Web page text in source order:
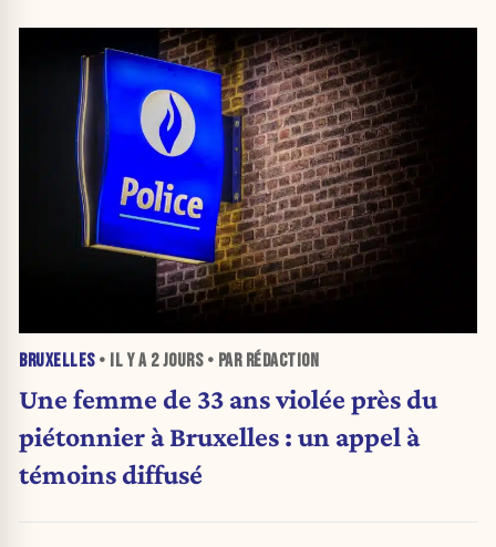
BRUXELLES• IL Y A 2 JOURS• PAR RÉDACTION
Une femme de 33 ans violée près du
piétonnier à Bruxelles : un appel à
témoins diffusé